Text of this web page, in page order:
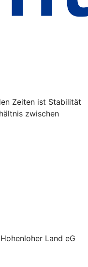
Zeiten ist Stabilität
zwischen
Land eG